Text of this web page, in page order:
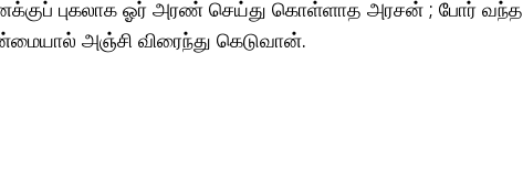
புகலாக ஓர் அரண் செய்து கொள்ளாத அரசன் ; போர் வந்த
அஞ்சி விரைந்து கெடுவான்.